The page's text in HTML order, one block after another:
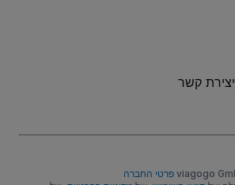
קשר
פרטי החברה